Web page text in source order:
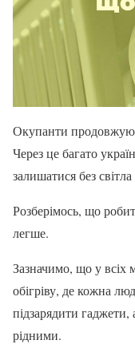
Окупанти
Через це багато
залишатися без світла
Розберімось, що
легше.
Зазначимо, що у всіх
обігріву, де кожна
підзарядити
рідними.